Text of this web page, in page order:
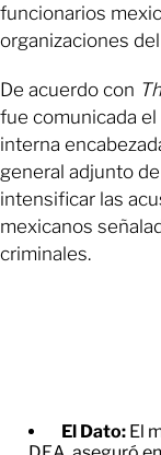
funcionarios
organizaciones
De acuerdo con
fue comunicada
interna
general adjunto
intensificar las
mexicanos
criminales.
El Dato: El